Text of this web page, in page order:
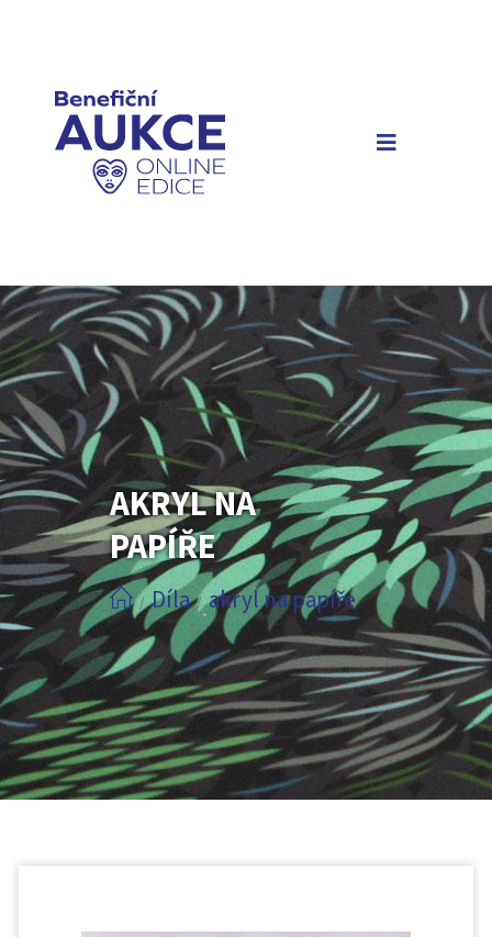
AKRYL NA
PAPÍŘE
/ Díla / akryl na papíře